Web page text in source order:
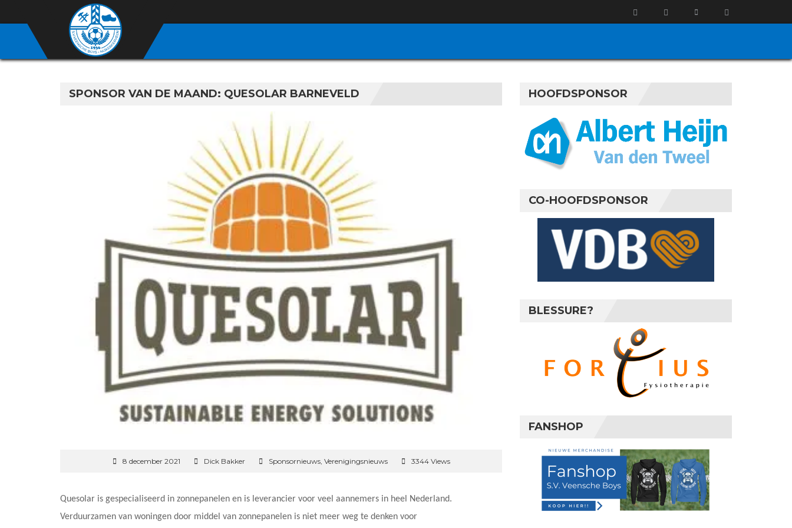
SPONSOR VAN DE MAAND: QUESOLAR BARNEVELD
8 december 2021 Dick Bakker Sponsornieuws, Verenigingsnieuws 3344 Views
Quesolar is gespecialiseerd in zonnepanelen en is leverancier voor veel aannemers in heel Nederland.
Verduurzamen van woningen door middel van zonnepanelen is niet meer weg te denken voor
HOOFDSPONSOR
CO-HOOFDSPONSOR
BLESSURE?
FANSHOP